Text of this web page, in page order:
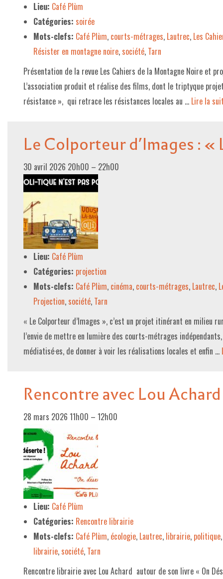
Lieu: Café Plùm
Catégories: soirée
Mots-clefs: Café Plùm, courts-métrages, Lautrec, Les
Résister en montagne noire, société, Tarn
Présentation de la revue Les Cahiers de la Montagne Noire et
L’association produit et réalise des films, dont le triptyque
résistance », qui retrace les résistances locales au … Lire la
Le Colporteur d’Images :
30 avril 2026 20h00 – 22h00
Lieu: Café Plùm
Catégories: projection
Mots-clefs: Café Plùm, cinéma, courts-métrages, Lautrec,
Projection, société, Tarn
« Le Colporteur d’Images », c’est un projet itinérant en milieu
l’envie de mettre en lumière des courts-métrages
médiatisé·es, de donner à voir les réalisations locales et enfin …
Rencontre avec Lou
28 mars 2026 11h00 – 12h00
Lieu: Café Plùm
Catégories: Rencontre librairie
Mots-clefs: Café Plùm, écologie, Lautrec, librairie, politique
librairie, société, Tarn
Rencontre librairie avec Lou Achard autour de son livre « On